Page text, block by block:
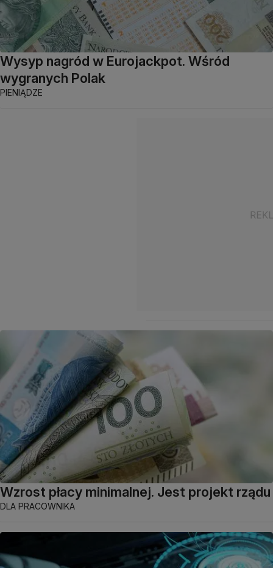
Wysyp nagród w Eurojackpot. Wśród
wygranych Polak
PIENIĄDZE
Wzrost płacy minimalnej. Jest projekt rządu
DLA PRACOWNIKA